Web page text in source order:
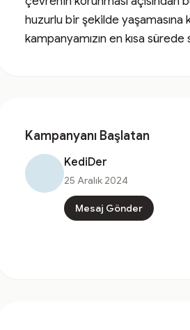
huzurlu bir şekilde yaşamasına
kampanyamızın en kısa
Kampanyanı Başlatan
KediDer
25 Aralık 2024
Mesaj Gönder